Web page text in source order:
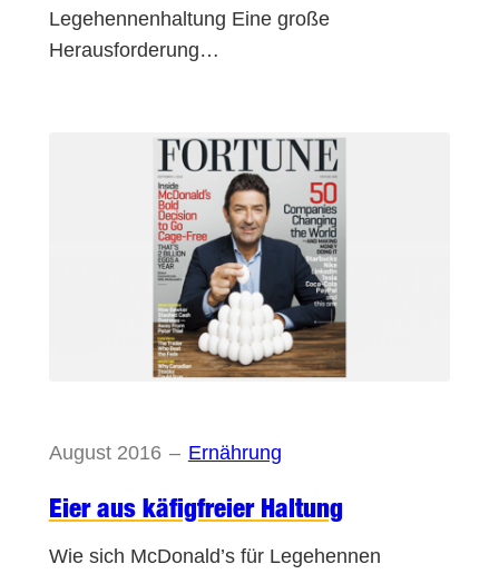
Legehennenhaltung Eine große
Herausforderung…
August 2016 – Ernährung
Eier aus käfigfreier Haltung
Wie sich McDonald’s für Legehennen